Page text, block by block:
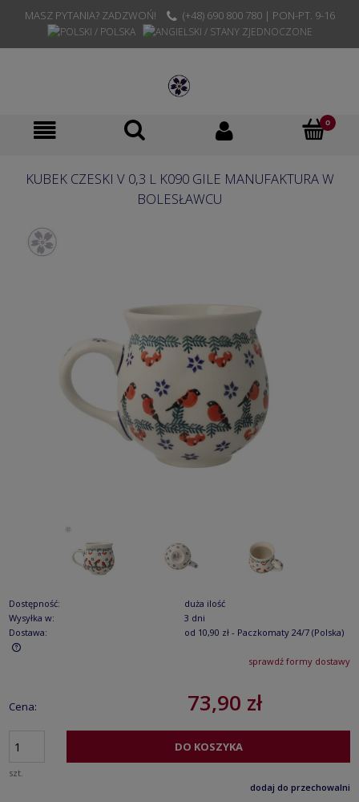
MASZ PYTANIA? ZADZWOŃ! (+48) 690 800 780 | PON-PT. 9-16
KUBEK CZESKI V 0,3 L K090 GILE MANUFAKTURA W
BOLESŁAWCU
Dostępność:
duża ilość
Wysyłka w:
3 dni
Dostawa:
od 10,90 zł - Paczkomaty 24/7 (Polska)
Cena nie zawiera ewentualnych kosztów płatnościsprawdź formy dostawy
Cena: 73,90 zł
szt.
DO KOSZYKA
dodaj do przechowalni